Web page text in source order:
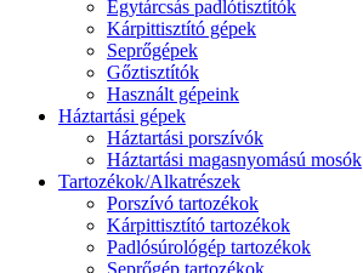
Egytárcsás padlótisztítók
Kárpittisztító gépek
Seprőgépek
Gőztisztítók
Használt gépeink
Háztartási gépek
Háztartási porszívók
Háztartási magasnyomású mosók
Tartozékok/Alkatrészek
Porszívó tartozékok
Kárpittisztító tartozékok
Padlósúrológép tartozékok
Seprőgép tartozékok